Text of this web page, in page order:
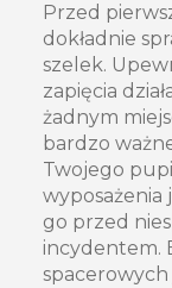
Przed
dokładnie
szelek.
zapięcia
żadnym
bardzo
Twojego
wyposażenia
go przed
incydentem.